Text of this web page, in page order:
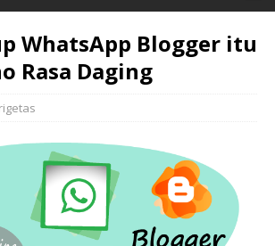
WhatsApp Blogger itu
Rasa Daging